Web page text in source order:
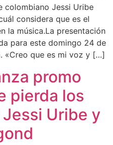
colombiano Jessi Uribe
considera que es el
la música.La presentación
para este domingo 24 de
«Creo que es mi voz y […]
promo
pierda los
Uribe y